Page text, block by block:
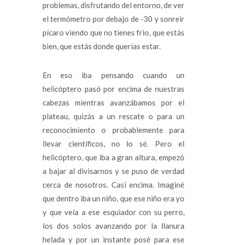
problemas, disfrutando del entorno, de ver
el termómetro por debajo de -30 y sonreir
pícaro viendo que no tienes frio, que estás
bien, que estás donde querías estar.
En eso iba pensando cuando un
helicóptero pasó por encima de nuestras
cabezas mientras avanzábamos por el
plateau, quizás a un rescate o para un
reconocimiento o probablemente para
llevar científicos, no lo sé. Pero el
helicóptero, que iba a gran altura, empezó
a bajar al divisarnos y se puso de verdad
cerca de nosotros. Casi encima. Imaginé
que dentro iba un niño, que ese niño era yo
y que veía a ese esquiador con su perro,
los dos solos avanzando por la llanura
helada y por un instante posé para ese